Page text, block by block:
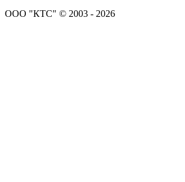
ООО "КТС" © 2003 - 2026